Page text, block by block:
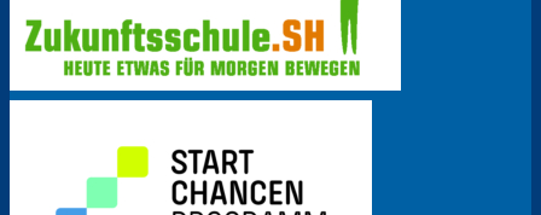
BBZ intern
SchülerInnen